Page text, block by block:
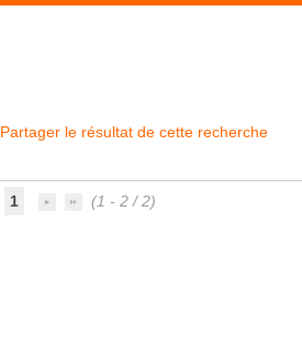
Partager le résultat de cette recherche
1 (1 - 2 / 2)